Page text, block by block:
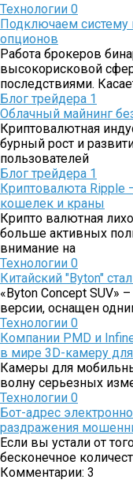
Технологии 0
Подключаем систему
опционов
Работа брокеров
высокорисковой
последствиями.
Блог трейдера 1
Облачный майнинг
Криптовалютная
бурный рост и
пользователей
Блог трейдера 1
Криптовалюта Ripple
кошелек и краны
Крипто валютная
больше активных
внимание на
Технологии 0
Китайский "Byton"
«Byton Concept SUV»
версии, оснащен
Технологии 0
Компании PMD и
в мире 3D-камеру
Камеры для
волну серьезных
Технологии 0
Бот-адрес
раздражения
Если вы устали от
бесконечное
Комментарии: 3